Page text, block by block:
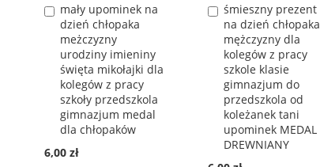
mały upominek na
dzień chłopaka
meżczyzny
urodziny imieniny
święta mikołajki dla
kolegów z pracy
szkoły przedszkola
gimnazjum medal
dla chłopaków
6,00 zł
Dodaj
do
koszyka
śmieszny prezent
na dzień chłopaka
mężczyzny dla
kolegów z pracy
szkole klasie
gimnazjum do
przedszkola od
koleżanek tani
upominek MEDAL
DREWNIANY
Dodaj
do
koszyka